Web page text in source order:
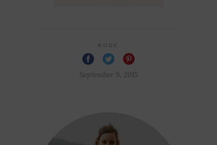
RODE
September 9, 2015